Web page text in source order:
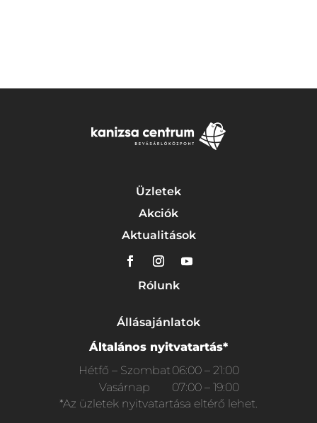
Üzletek
Akciók
Aktualitások
Rólunk
Állásajánlatok
Általános nyitvatartás*
Hétfő – Szombat 06:00 – 21:00
Vasárnap
07:00 – 19:00
*Az üzletek nyitvatartása eltérő lehet.